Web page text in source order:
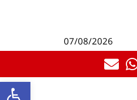
פתח
07/08/2026